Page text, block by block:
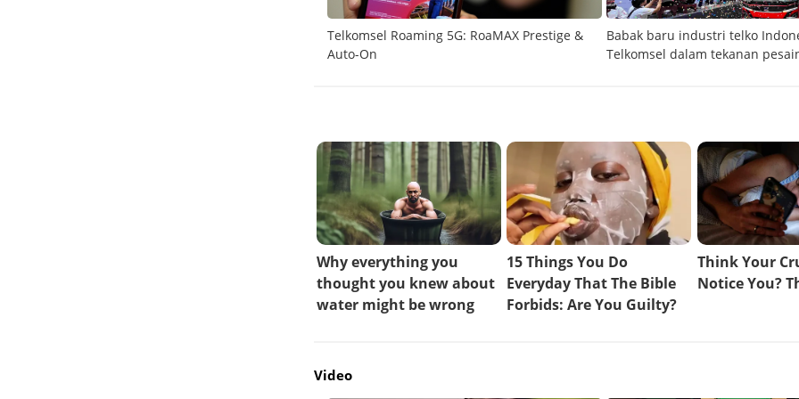
Telkomsel Roaming 5G: RoaMAX Prestige &
Auto-On
Babak baru industri telko
Telkomsel dalam tekanan
Video